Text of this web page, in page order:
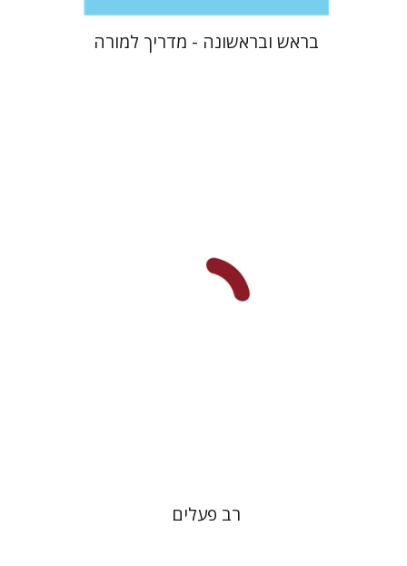
בראש ובראשונה - מדריך למורה
רב פעלים